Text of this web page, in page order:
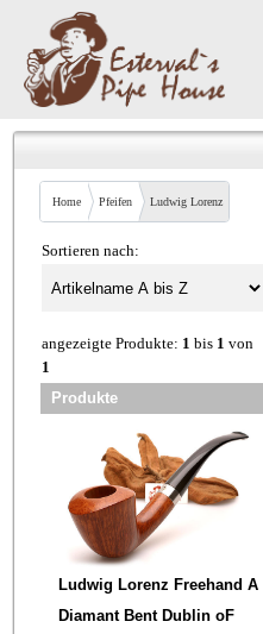
Home Pfeifen Ludwig Lorenz
Sortieren nach:
angezeigte Produkte: 1 bis 1 von
1
Produkte
Ludwig Lorenz Freehand A
Diamant Bent Dublin oF